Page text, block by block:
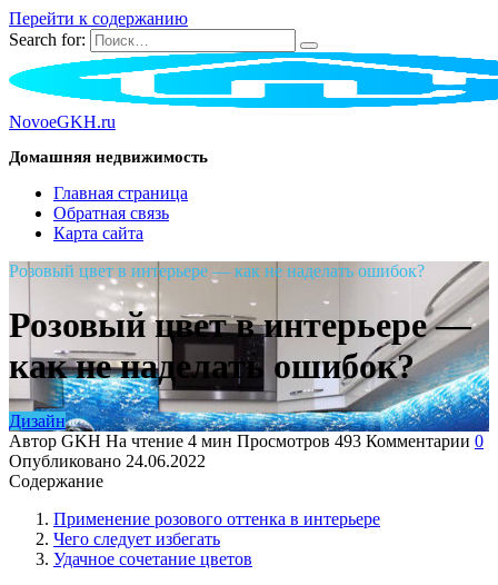
Перейти к содержанию
Search for:
NovoeGKH.ru
Домашняя недвижимость
Главная страница
Обратная связь
Карта сайта
Розовый цвет в интерьере — как не наделать ошибок?
Розовый цвет в интерьере —
как не наделать ошибок?
Дизайн
Автор GKH На чтение 4 мин Просмотров 493 Комментарии 0
Опубликовано 24.06.2022
Содержание
Применение розового оттенка в интерьере
Чего следует избегать
Удачное сочетание цветов